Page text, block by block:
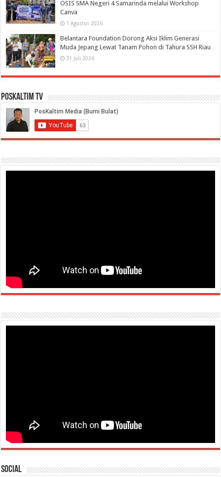
OSIS SMA Negeri 4 Samarinda melalui Workshop
Canva
1 Agustus 2026
Belantara Foundation Dorong Aksi Iklim Generasi
Muda Jepang Lewat Tanam Pohon di Tahura SSH Riau
31 Juli 2026
PosKaltim TV
Social